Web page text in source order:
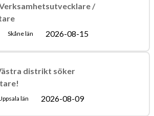
/
Skåne län 2026-08-15
distrikt söker
län 2026-08-09